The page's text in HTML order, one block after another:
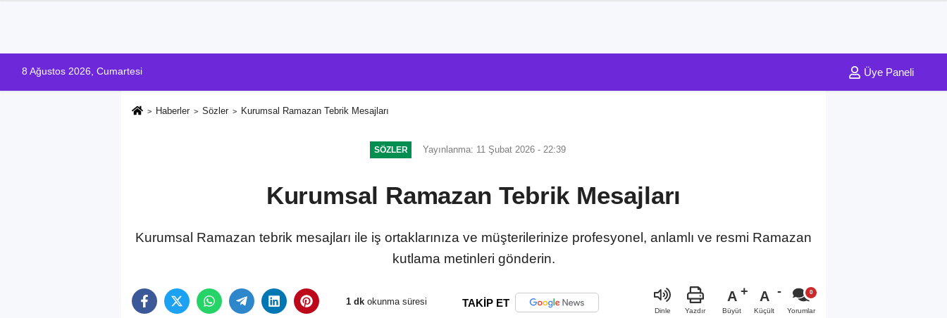
8 Ağustos 2026, Cumartesi Üye Paneli
Haberler Sözler Kurumsal Ramazan Tebrik Mesajları
SÖZLER Yayınlanma: 11 Şubat 2026 - 22:39
Kurumsal Ramazan Tebrik Mesajları
Kurumsal Ramazan tebrik mesajları ile iş ortaklarınıza ve müşterilerinize profesyonel, anlamlı ve resmi Ramazan
kutlama metinleri gönderin.
1 dk okunma süresi TAKİP ET
Dinle Yazdır
A
Büyüt
A
Küçült Yorumlar